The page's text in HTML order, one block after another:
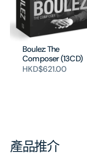
Boulez: The
Composer (13CD)
HKD$621.00
產品推介